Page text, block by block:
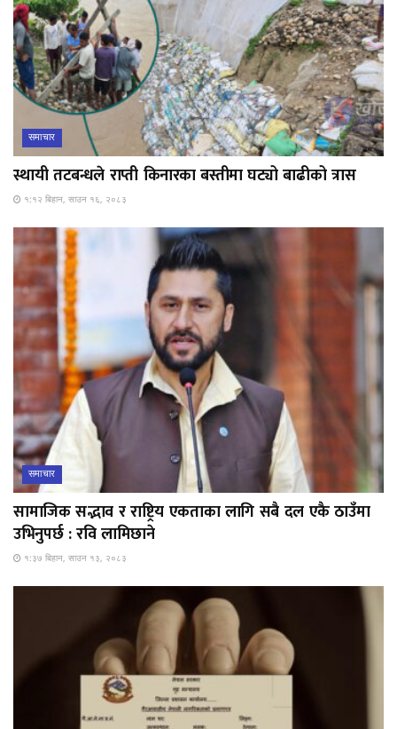
समाचार
स्थायी तटबन्धले राप्ती किनारका बस्तीमा घट्यो बाढीको त्रास
१:१२ बिहान, साउन १६, २०८३
समाचार
सामाजिक सद्भाव र राष्ट्रिय एकताका लागि सबै दल एकै ठाउँमा
उभिनुपर्छ : रवि लामिछाने
१:३७ बिहान, साउन १३, २०८३